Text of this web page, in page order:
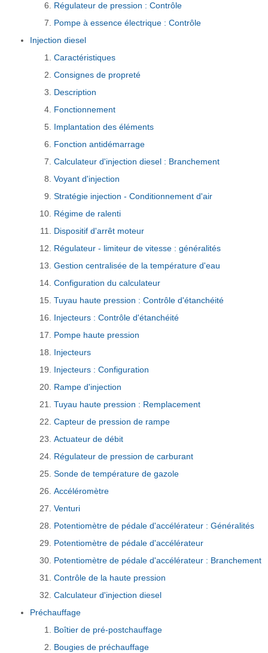
Régulateur de pression : Contrôle
Pompe à essence électrique : Contrôle
Injection diesel
Caractéristiques
Consignes de propreté
Description
Fonctionnement
Implantation des éléments
Fonction antidémarrage
Calculateur d'injection diesel : Branchement
Voyant d'injection
Stratégie injection - Conditionnement d'air
Régime de ralenti
Dispositif d'arrêt moteur
Régulateur - limiteur de vitesse : généralités
Gestion centralisée de la température d'eau
Configuration du calculateur
Tuyau haute pression : Contrôle d'étanchéité
Injecteurs : Contrôle d'étanchéité
Pompe haute pression
Injecteurs
Injecteurs : Configuration
Rampe d'injection
Tuyau haute pression : Remplacement
Capteur de pression de rampe
Actuateur de débit
Régulateur de pression de carburant
Sonde de température de gazole
Accéléromètre
Venturi
Potentiomètre de pédale d'accélérateur : Généralités
Potentiomètre de pédale d'accélérateur
Potentiomètre de pédale d'accélérateur : Branchement
Contrôle de la haute pression
Calculateur d'injection diesel
Préchauffage
Boîtier de pré-postchauffage
Bougies de préchauffage